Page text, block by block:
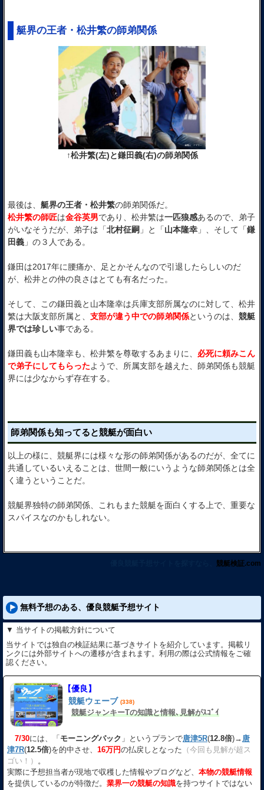
艇界の王者・松井繁の師弟関係
↑松井繁(左)と鎌田義(右)の師弟関係
最後は、 艇界の王者・松井繁の師弟関係だ。
松井繁の師匠は金谷英男であり、松井繁は一匹狼感あるので、弟子
がいなそうだが、弟子は「北村征嗣 」と「山本隆幸 」、そして「鎌
田義 」の３人である。
鎌田は2017年に腰痛か、足とかそんなので引退したらしいのだ
が、松井との仲の良さはとても有名だった。
そして、この鎌田義と山本隆幸は兵庫支部所属なのに対して、松井
繁は大阪支部所属と、 支部が違う中での師弟関係というのは、 競艇
界では珍しい事である。
鎌田義も山本隆幸も、松井繁を尊敬するあまりに、 必死に頼みこん
で弟子にしてもらったようで、所属支部を越えた、師弟関係も競艇
界には少なからず存在する。
師弟関係も知ってると競艇が面白い
以上の様に、競艇界には様々な形の師弟関係があるのだが、全てに
共通しているいえることは、世間一般にいうような師弟関係とは全
く違うということだ。
競艇界独特の師弟関係、これもまた競艇を面白くする上で、重要な
スパイスなのかもしれない。
競艇検証.com
無料予想のある、優良競艇予想サイト
▼ 当サイトの掲載方針について
当サイトでは独自の検証結果に基づきサイトを紹介しています。掲載リ
ンクには外部サイトへの遷移が含まれます。利用の際は公式情報をご確
認ください。
【優良】
競艇ウェーブ (338)
競艇ジャンキーTの知識と情報､見解がｽｺﾞｲ
7/30には、「モーニングパック 」というプランで唐津5R(12.8倍)→ 唐
津7R(12.5倍)を的中させ、 16万円の払戻しとなった （今回も見解が超ス
ゴい！）
。
実際に予想担当者が現地で収穫した情報やブログなど、 本物の競艇情報
を提供しているのが特徴だ。 業界一の競艇の知識を持つサイトではない